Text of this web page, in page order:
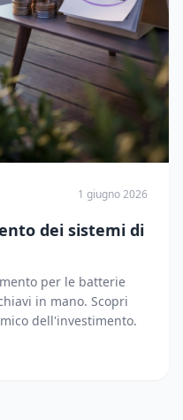
1 giugno 2026
dei sistemi di
per le batterie
in mano. Scopri
dell'investimento.